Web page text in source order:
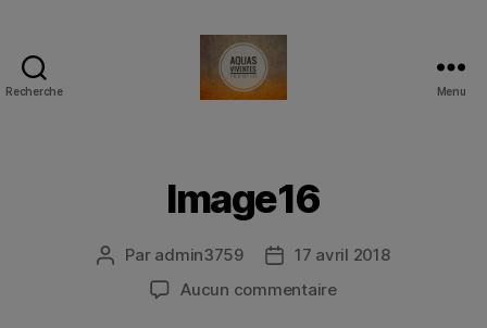
Recherche Menu
Image16
Auteur
l’article
Par admin3759
Date17 avril 2018
Aucun commentairesur